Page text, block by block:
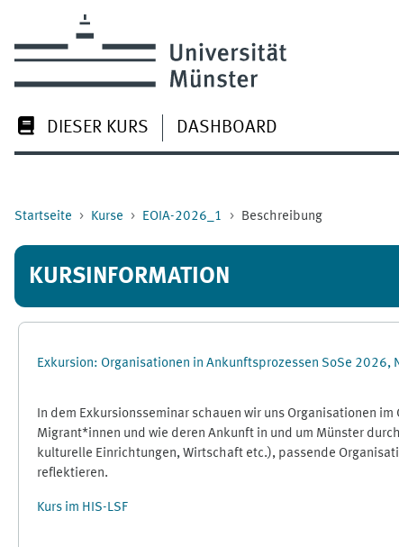
DIESER KURS DASHBOARD
Startseite Kurse EOIA-2026_1 Beschreibung
KURSINFORMATION
Exkursion: Organisationen in Ankunftsprozessen SoSe 2026,
In dem Exkursionsseminar schauen wir uns Organisationen
Migrant*innen und wie deren Ankunft in und um Münster
kulturelle Einrichtungen, Wirtschaft etc.), passende
reflektieren.
Kurs im HIS-LSF